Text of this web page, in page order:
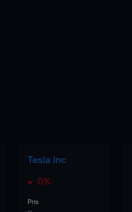
Tesla Inc
0%
Pris